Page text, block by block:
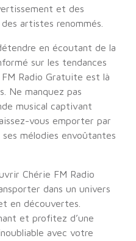
et des
artistes renommés.
en écoutant de la
sur les tendances
Radio Gratuite est là
Ne manquez pas
musical captivant
vous emporter par
mélodies envoûtantes
Chérie FM Radio
dans un univers
en découvertes.
et profitez d’une
avec votre